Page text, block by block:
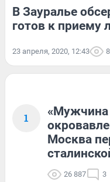
В Зауралье
готов к приему
23 апреля, 2020, 12:43
1
«Мужчина
Москва
26 887 3